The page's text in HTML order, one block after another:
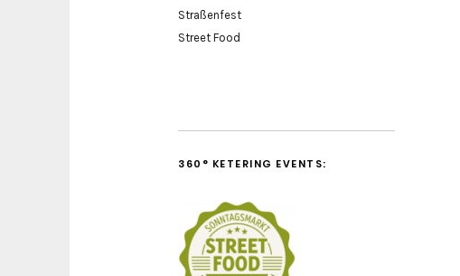
Straßenfest
Street Food
360° KETERING EVENTS: